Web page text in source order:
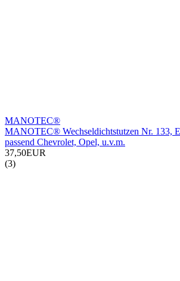
MANOTEC®
MANOTEC® Wechseldichtstutzen Nr. 133,
passend Chevrolet, Opel, u.v.m.
37,50EUR
(3)